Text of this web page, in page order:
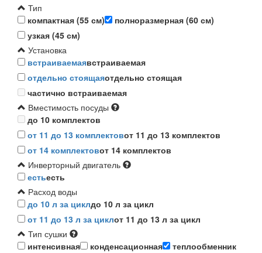
Тип
компактная (55 см)
полноразмерная (60 см)
узкая (45 см)
Установка
встраиваемаявстраиваемая
отдельно стоящаяотдельно стоящая
частично встраиваемая
Вместимость посуды
до 10 комплектов
от 11 до 13 комплектовот 11 до 13 комплектов
от 14 комплектовот 14 комплектов
Инверторный двигатель
естьесть
Расход воды
до 10 л за циклдо 10 л за цикл
от 11 до 13 л за циклот 11 до 13 л за цикл
Тип сушки
интенсивная
конденсационная
теплообменник